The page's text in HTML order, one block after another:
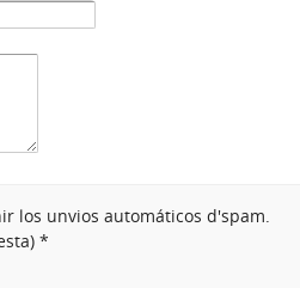
los unvios automáticos d'spam.
*